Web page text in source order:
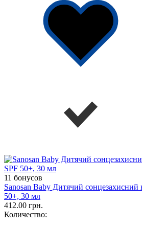
11 бонусов
Sanosan Baby Дитячий сонцезахисний
50+, 30 мл
412.00 грн.
Количество: